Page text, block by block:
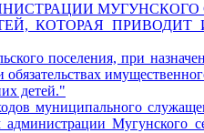
МУГУНСКОГО
КОТОРАЯ
поселения, при
детей."
муниципального
администрации Мугунского